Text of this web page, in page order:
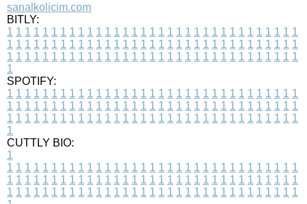
sanalkolicim.com
BITLY:
1 1 1 1 1 1 1 1 1 1 1 1 1 1 1 1 1 1 1 1 1 1 1 1 1 1 1 1 1 1 1 1 1
1 1 1 1 1 1 1 1 1 1 1 1 1 1 1 1 1 1 1 1 1 1 1 1 1 1 1 1 1 1 1 1 1
1 1 1 1 1 1 1 1 1 1 1 1 1 1 1 1 1 1 1 1 1 1 1 1 1 1 1 1 1 1 1 1 1
1
SPOTIFY:
1 1 1 1 1 1 1 1 1 1 1 1 1 1 1 1 1 1 1 1 1 1 1 1 1 1 1 1 1 1 1 1 1
1 1 1 1 1 1 1 1 1 1 1 1 1 1 1 1 1 1 1 1 1 1 1 1 1 1 1 1 1 1 1 1 1
1 1 1 1 1 1 1 1 1 1 1 1 1 1 1 1 1 1 1 1 1 1 1 1 1 1 1 1 1 1 1 1 1
1
CUTTLY BIO:
1
1 1 1 1 1 1 1 1 1 1 1 1 1 1 1 1 1 1 1 1 1 1 1 1 1 1 1 1 1 1 1 1 1
1 1 1 1 1 1 1 1 1 1 1 1 1 1 1 1 1 1 1 1 1 1 1 1 1 1 1 1 1 1 1 1 1
1 1 1 1 1 1 1 1 1 1 1 1 1 1 1 1 1 1 1 1 1 1 1 1 1 1 1 1 1 1 1 1 1